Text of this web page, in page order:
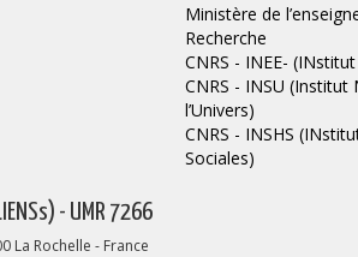
Ministère de
Recherche
CNRS - INEE-
CNRS - INSU (Institut
l’Univers)
CNRS - INSHS
Sociales)
- UMR 7266
La Rochelle - France